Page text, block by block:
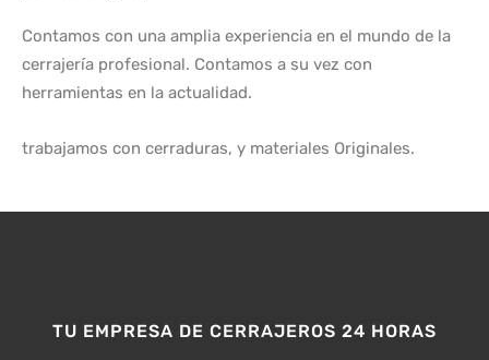
Contamos con una amplia experiencia en el mundo de la
cerrajería profesional. Contamos a su vez con
herramientas en la actualidad.
trabajamos con cerraduras, y materiales Originales.
TU EMPRESA DE CERRAJEROS 24 HORAS